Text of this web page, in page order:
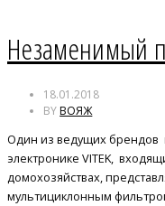
Незаменимый
18.01.2018
BYВОЯЖ
Один из ведущих брендов
электронике VITEK,
домохозяйствах,
мультициклонным